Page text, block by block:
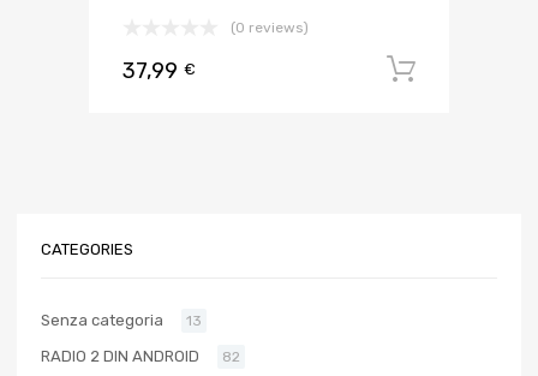
(0 reviews)
37,99 €
CATEGORIES
Senza categoria 13
RADIO 2 DIN ANDROID 82